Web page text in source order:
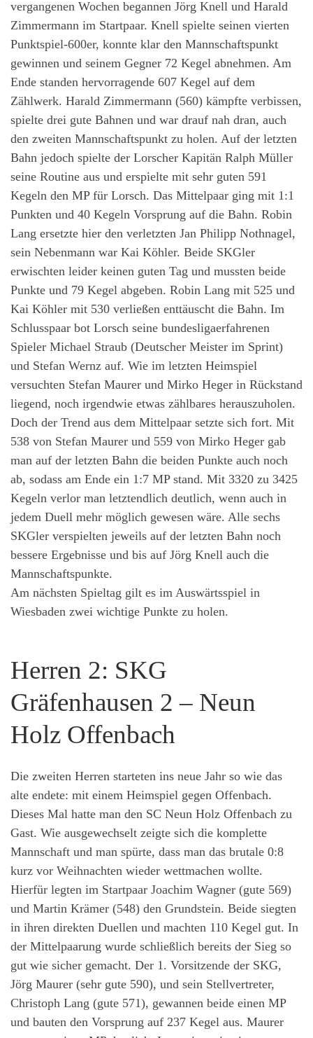
vergangenen Wochen begannen Jörg Knell und Harald
Zimmermann im Startpaar. Knell spielte seinen vierten
Punktspiel-600er, konnte klar den Mannschaftspunkt
gewinnen und seinem Gegner 72 Kegel abnehmen. Am
Ende standen hervorragende 607 Kegel auf dem
Zählwerk. Harald Zimmermann (560) kämpfte verbissen,
spielte drei gute Bahnen und war drauf nah dran, auch
den zweiten Mannschaftspunkt zu holen. Auf der letzten
Bahn jedoch spielte der Lorscher Kapitän Ralph Müller
seine Routine aus und erspielte mit sehr guten 591
Kegeln den MP für Lorsch. Das Mittelpaar ging mit 1:1
Punkten und 40 Kegeln Vorsprung auf die Bahn. Robin
Lang ersetzte hier den verletzten Jan Philipp Nothnagel,
sein Nebenmann war Kai Köhler. Beide SKGler
erwischten leider keinen guten Tag und mussten beide
Punkte und 79 Kegel abgeben. Robin Lang mit 525 und
Kai Köhler mit 530 verließen enttäuscht die Bahn. Im
Schlusspaar bot Lorsch seine bundesligaerfahrenen
Spieler Michael Straub (Deutscher Meister im Sprint)
und Stefan Wernz auf. Wie im letzten Heimspiel
versuchten Stefan Maurer und Mirko Heger in Rückstand
liegend, noch irgendwie etwas zählbares herauszuholen.
Doch der Trend aus dem Mittelpaar setzte sich fort. Mit
538 von Stefan Maurer und 559 von Mirko Heger gab
man auf der letzten Bahn die beiden Punkte auch noch
ab, sodass am Ende ein 1:7 MP stand. Mit 3320 zu 3425
Kegeln verlor man letztendlich deutlich, wenn auch in
jedem Duell mehr möglich gewesen wäre. Alle sechs
SKGler verspielten jeweils auf der letzten Bahn noch
bessere Ergebnisse und bis auf Jörg Knell auch die
Mannschaftspunkte.
Am nächsten Spieltag gilt es im Auswärtsspiel in
Wiesbaden zwei wichtige Punkte zu holen.
Herren 2: SKG
Gräfenhausen 2 – Neun
Holz Offenbach
Die zweiten Herren starteten ins neue Jahr so wie das
alte endete: mit einem Heimspiel gegen Offenbach.
Dieses Mal hatte man den SC Neun Holz Offenbach zu
Gast. Wie ausgewechselt zeigte sich die komplette
Mannschaft und man spürte, dass man das brutale 0:8
kurz vor Weihnachten wieder wettmachen wollte.
Hierfür legten im Startpaar Joachim Wagner (gute 569)
und Martin Krämer (548) den Grundstein. Beide siegten
in ihren direkten Duellen und machten 110 Kegel gut. In
der Mittelpaarung wurde schließlich bereits der Sieg so
gut wie sicher gemacht. Der 1. Vorsitzende der SKG,
Jörg Maurer (sehr gute 590), und sein Stellvertreter,
Christoph Lang (gute 571), gewannen beide einen MP
und bauten den Vorsprung auf 237 Kegel aus. Maurer